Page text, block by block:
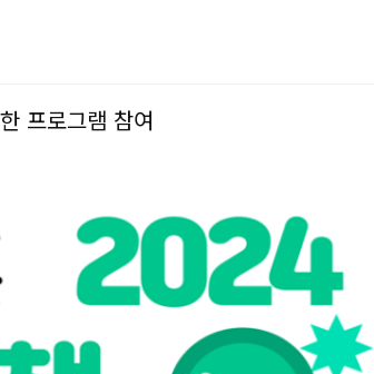
프로그램 참여